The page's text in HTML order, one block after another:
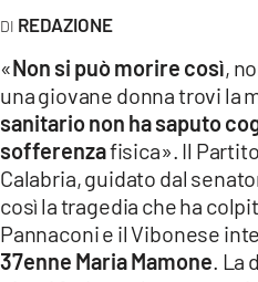
LACTV.IT
LACONAIR.IT
LACITYMAG.IT
ILREGGINO.IT
REDAZIONE
«Non si può morire così,
una giovane donna trovi la
sanitario non ha saputo
sofferenzafisica». Il
Calabria, guidato dal
così la tragedia che ha
Pannaconi e il Vibonese
37enne Maria Mamone .